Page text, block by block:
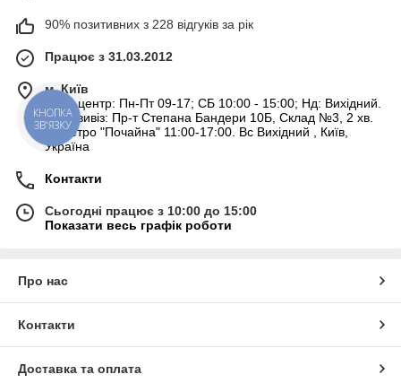
90% позитивних з 228 відгуків за рік
Працює з 31.03.2012
м. Київ
Колл-центр: Пн-Пт 09-17; СБ 10:00 - 15:00; Нд: Вихідний.
Самовивіз: Пр-т Степана Бандери 10Б, Склад №3, 2 хв.
от метро "Почайна" 11:00-17:00. Вс Вихідний , Київ,
Україна
Контакти
Сьогодні працює з 10:00 до 15:00
Показати весь графік роботи
Про нас
Контакти
Доставка та оплата
КНОПКА
ЗВ'ЯЗКУ